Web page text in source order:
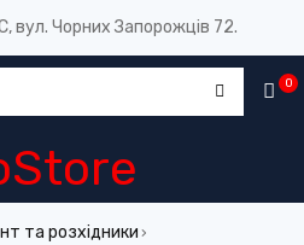
вул. Чорних Запорожців 72.
0
та розхідники ›